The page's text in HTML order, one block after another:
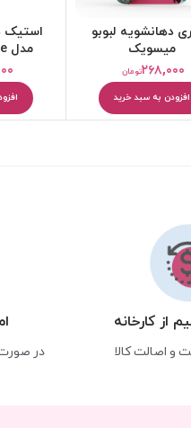
دهانشویه لبوبو
میسویک
تومان۲۶۸,۰۰۰
افزودن به سبد خرید
استیک
از کارخانه
و اصالت کالا در